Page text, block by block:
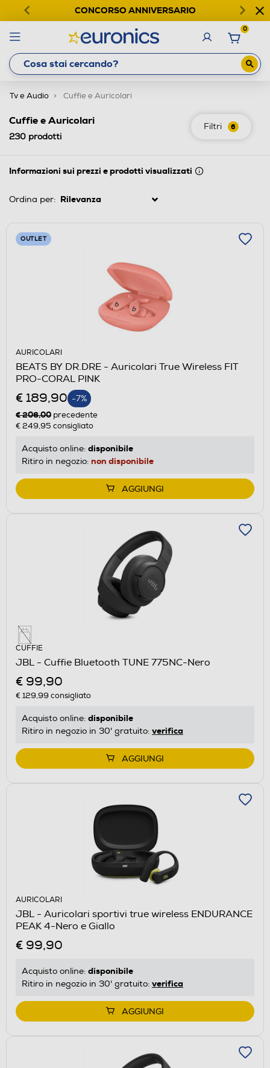
CONCORSO ANNIVERSARIO
0
Tv e Audio Cuffie e Auricolari
Filtri 6
Cuffie e Auricolari
230 prodotti
Informazioni sui prezzi e prodotti visualizzati
Ordina per:
OUTLET
AURICOLARI
BEATS BY DR.DRE - Auricolari True Wireless FIT
PRO-CORAL PINK
€ 189,90 -7%
€ 206,00 precedente
€ 249,95 consigliato
Acquisto online: disponibile
Ritiro in negozio: non disponibile
AGGIUNGI
CUFFIE
JBL - Cuffie Bluetooth TUNE 775NC-Nero
€ 99,90
€ 129,99 consigliato
Acquisto online: disponibile
Ritiro in negozio in 30' gratuito: verifica
AGGIUNGI
AURICOLARI
JBL - Auricolari sportivi true wireless ENDURANCE
PEAK 4-Nero e Giallo
€ 99,90
Acquisto online: disponibile
Ritiro in negozio in 30' gratuito: verifica
AGGIUNGI